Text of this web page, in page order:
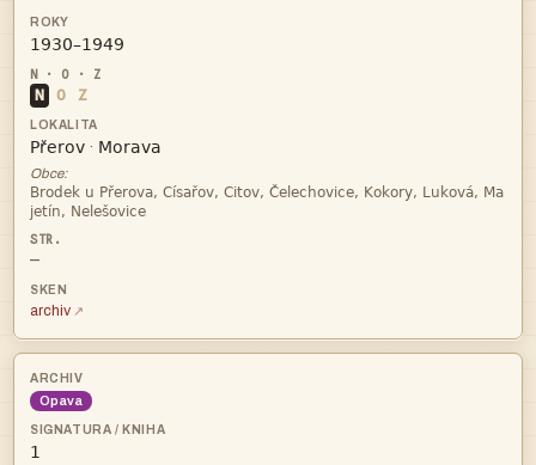

N O Z
 · 
Obce:


—
archiv
Opava
